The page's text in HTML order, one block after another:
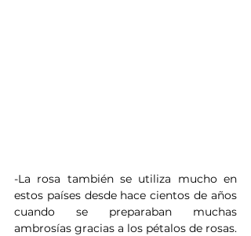
-La rosa también se utiliza mucho en
estos países desde hace cientos de años
cuando se preparaban muchas
ambrosías gracias a los pétalos de rosas.